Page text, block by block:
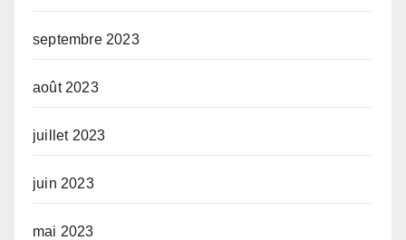
septembre 2023
août 2023
juillet 2023
juin 2023
mai 2023